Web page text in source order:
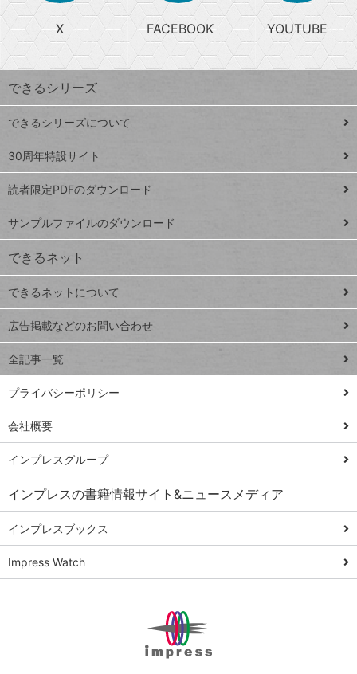
search
検
索
上
昇
ワ
ー
ド
Google
スプレ
ッドシ
ート
iPhone
VLOOKUP
close
閉じ
る
る
ら
探
す
ト
ッ
プ
ペ
ジ
連載
Excel Q&A
トイアンナ流仕
事術
ではじめる業務
の完全自動化
AI議事録作成術
Windows 11
Q&A
Teams踏み込み
活用術
Excel講師の仕事
術
X FACEBOOK YOUTUBE
できるシリーズ
できるシリーズについて
30周年特設サイト
読者限定PDFのダウンロード
サンプルファイルのダウンロード
できるネット
できるネットについて
広告掲載などのお問い合わせ
全記事一覧
プライバシーポリシー
会社概要
インプレスグループ
インプレスの書籍情報サイト&ニュースメディア
インプレスブックス
Impress Watch